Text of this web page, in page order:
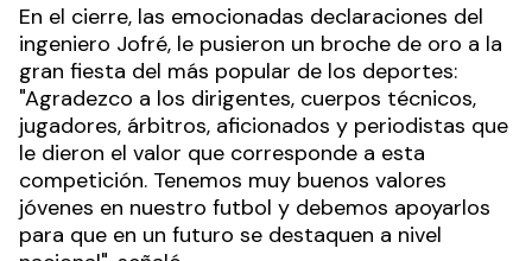
En el cierre, las emocionadas declaraciones del
ingeniero Jofré, le pusieron un broche de oro a la
gran fiesta del más popular de los deportes:
"Agradezco a los dirigentes, cuerpos técnicos,
jugadores, árbitros, aficionados y periodistas que
le dieron el valor que corresponde a esta
competición. Tenemos muy buenos valores
jóvenes en nuestro futbol y debemos apoyarlos
para que en un futuro se destaquen a nivel